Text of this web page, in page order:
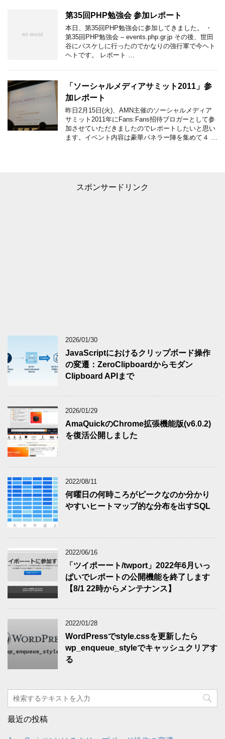
第35回PHP勉強会 参加レポート
本日、第35回PHP勉強会に参加してきました。 ・
第35回PHP勉強会 – events.php.gr.jp その後、世田
谷にバスケしに行ったのでかなりの強行軍で今ヘト
ヘトです。 レポート …
「ソーシャルメディアサミット2011」参
加レポート
昨日2月15日(火)、AMN主催のソーシャルメディア
サミット2011年にFans:Fans招待ブロガーとして参
加させていただきましたのでレポートしたいと思い
ます。イベント内容は豪華パネラー陣を集めて４ …
スポンサードリンク
2026/01/30
JavaScriptにおけるクリップボード操作
の変遷：ZeroClipboardからモダン
Clipboard APIまで
2026/01/29
AmaQuickのChrome拡張機能版(v6.0.2)
を復活公開しました
2022/08/11
何曜日の何時ころがピークなのか分かり
やすいヒートマップ的な分布を出すSQL
2022/06/16
「ツイポーート/twport」2022年6月いっ
ぱいでレポートの公開機能を終了します
【8/1 22時からメンテナンス】
2022/01/28
WordPressでstyle.cssを更新したら
wp_enqueue_styleでキャッシュクリアす
る
最近の投稿